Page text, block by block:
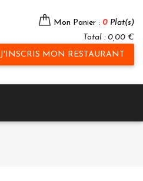
Mon Panier : 0 Plat(s)
Total : 0,00 €
J'INSCRIS MON RESTAURANT